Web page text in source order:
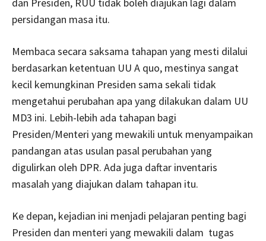
persidangan masa itu.
Membaca secara saksama tahapan yang mesti dilalui
berdasarkan ketentuan UU A quo, mestinya sangat
kecil kemungkinan Presiden sama sekali tidak
mengetahui perubahan apa yang dilakukan dalam UU
MD3 ini. Lebih-lebih ada tahapan bagi
Presiden/Menteri yang mewakili untuk menyampaikan
pandangan atas usulan pasal perubahan yang
digulirkan oleh DPR. Ada juga daftar inventaris
masalah yang diajukan dalam tahapan itu.
Ke depan, kejadian ini menjadi pelajaran penting bagi
Presiden dan menteri yang mewakili dalam tugas